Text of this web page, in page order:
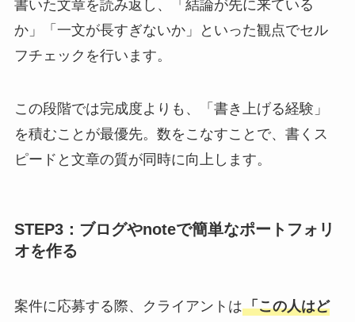
書いた文章を読み返し、「結論が先に来ている
か」「一文が長すぎないか」といった観点でセル
フチェックを行います。
この段階では完成度よりも、「書き上げる経験」
を積むことが最優先。数をこなすことで、書くス
ピードと文章の質が同時に向上します。
STEP3：ブログやnoteで簡単なポートフォリ
オを作る
案件に応募する際、クライアントは「この人はど